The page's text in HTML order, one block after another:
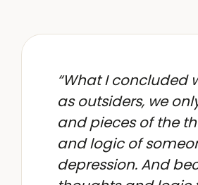
“What I concluded
as outsiders, we
and pieces of the
and logic of
depression. And